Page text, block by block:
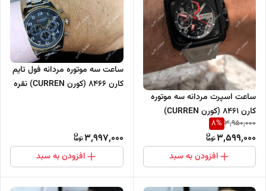
ساعت اسپرت مردانه سه موتوره
کارن 8461 (کورن CURREN)
خاکستری
3,950,000
8%
3,599,000
افزودن به سبد
ساعت سه موتوره مردانه فول تایم
کارن 8466 (کورن CURREN) نقره
3,997,000
افزودن به سبد